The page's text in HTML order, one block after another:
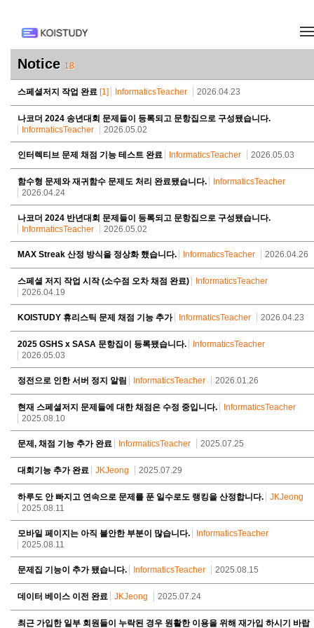
Notice 18
스페셜저지 작업 완료 [1] InformaticsTeacher 2026.04.23
나코더 2024 송년대회 문제들이 등록되고 문항집으로 구성됐습니다.
InformaticsTeacher
2026.05.02
인터렉티브 문제 채점 기능 테스트 완료 InformaticsTeacher 2026.05.03
함수형 문제와 재귀함수 문제도 처리 완료됐습니다.
InformaticsTeacher
2026.04.24
나코더 2024 반년대회 문제들이 등록되고 문항집으로 구성됐습니다.
InformaticsTeacher
2026.05.02
MAX Streak 산정 방식을 정상화 했습니다. InformaticsTeacher 2026.04.26
스페셜 저지 작업 시작 (소수점 오차 채점 완료)
InformaticsTeacher
2026.04.19
KOISTUDY 휴리스틱 문제 채점 기능 추가 InformaticsTeacher 2026.04.23
2025 GSHS x SASA 문항집이 등록됐습니다.
InformaticsTeacher
2026.05.03
정전으로 인한 서버 정지 알림 InformaticsTeacher 2026.01.26
현재 스페셜저지 문제들에 대한 채점은 수정 중입니다.
InformaticsTeacher
2025.08.10
문제, 채점 기능 추가 완료 InformaticsTeacher 2025.07.25
대회기능 추가 완료 JKJeong 2025.07.29
하루도 안 빠지고 연속으로 문제를 푼 일수로도 랭킹을 산정합니다.
JKJeong
2025.08.11
모바일 페이지는 아직 불안한 부분이 많습니다.
InformaticsTeacher
2025.08.11
문제집 기능이 추가 됐습니다. InformaticsTeacher 2025.08.15
데이터 베이스 이전 완료 JKJeong 2025.07.24
최근 가입한 일부 회원들이 누락된 경우 원활한 이용을 위해 재가입 하시기 바랍